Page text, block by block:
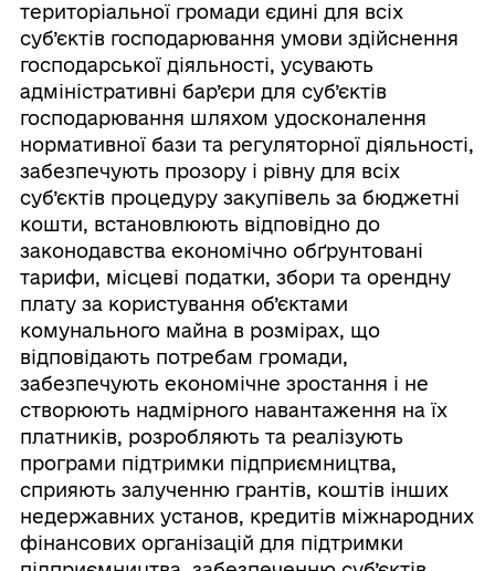
територіальної громади єдині для всіх
суб’єктів господарювання умови здійснення
господарської діяльності, усувають
адміністративні бар’єри для суб’єктів
господарювання шляхом удосконалення
нормативної бази та регуляторної діяльності,
забезпечують прозору і рівну для всіх
суб’єктів процедуру закупівель за бюджетні
кошти, встановлюють відповідно до
законодавства економічно обґрунтовані
тарифи, місцеві податки, збори та орендну
плату за користування об’єктами
комунального майна в розмірах, що
відповідають потребам громади,
забезпечують економічне зростання і не
створюють надмірного навантаження на їх
платників, розробляють та реалізують
програми підтримки підприємництва,
сприяють залученню грантів, коштів інших
недержавних установ, кредитів міжнародних
фінансових організацій для підтримки